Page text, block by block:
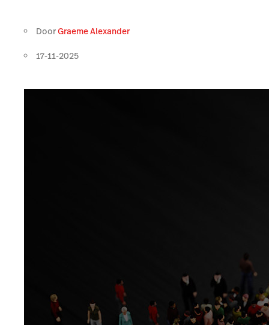
DoorGraeme Alexander
17-11-2025